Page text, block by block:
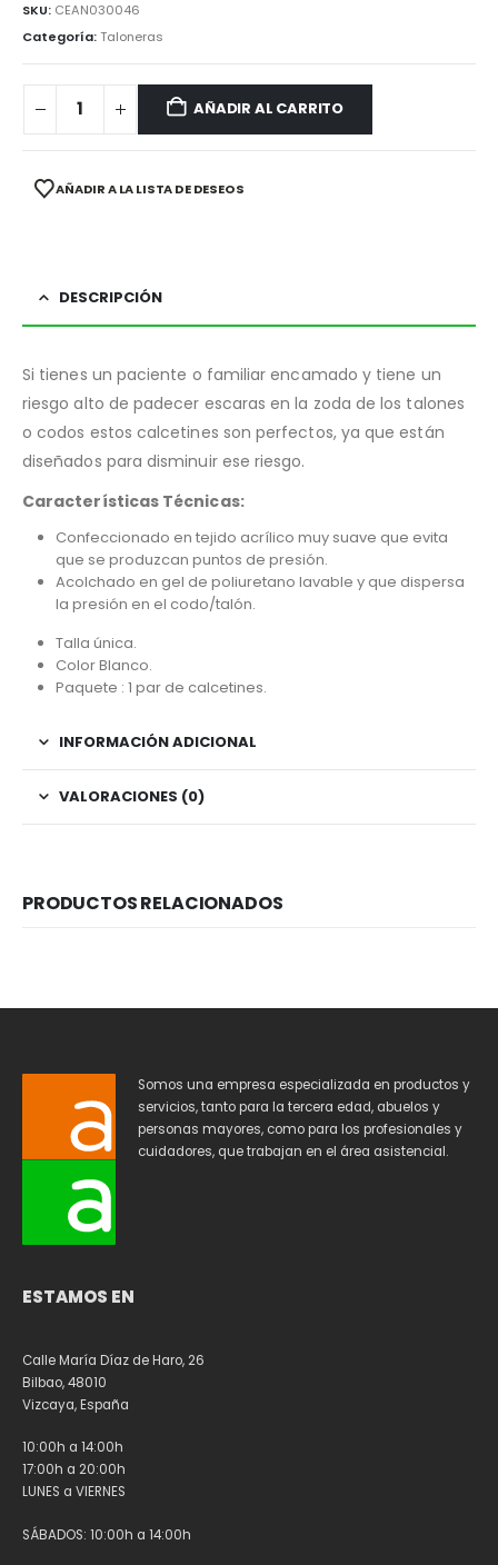
SKU: CEAN030046
Categoría:Taloneras
AÑADIR AL CARRITO
AÑADIR A LA LISTA DE DESEOS
DESCRIPCIÓN
Si tienes un paciente o familiar encamado y tiene un
riesgo alto de padecer escaras en la zoda de los talones
o codos estos calcetines son perfectos, ya que están
diseñados para disminuir ese riesgo.
Características Técnicas:
Confeccionado en tejido acrílico muy suave que evita
que se produzcan puntos de presión.
Acolchado en gel de poliuretano lavable y que dispersa
la presión en el codo/talón.
Talla única.
Color Blanco.
Paquete : 1 par de calcetines.
INFORMACIÓN ADICIONAL
VALORACIONES (0)
PRODUCTOS RELACIONADOS
Somos una empresa especializada en productos y
servicios, tanto para la tercera edad, abuelos y
personas mayores, como para los profesionales y
cuidadores, que trabajan en el área asistencial.
ESTAMOS EN
Calle María Díaz de Haro, 26
Bilbao, 48010
Vizcaya, España
10:00h a 14:00h
17:00h a 20:00h
LUNES a VIERNES
SÁBADOS: 10:00h a 14:00h